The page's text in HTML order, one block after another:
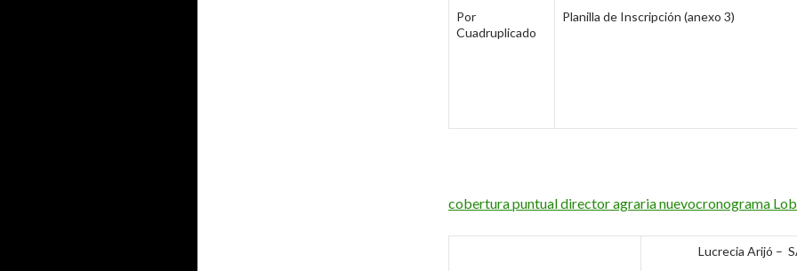
Por
Cuadruplicado
Planilla de Inscripción (anexo 3)
cobertura puntual director agraria nuevocronograma
Lucrecia Arijó –